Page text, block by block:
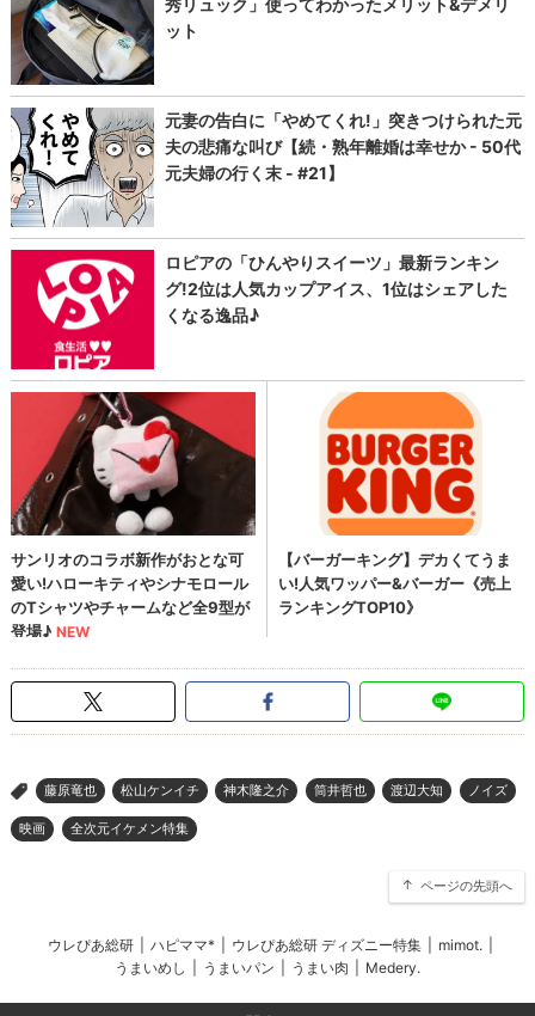
> 藤原竜也 松山ケンイチ 神木隆之介 筒井哲也 渡辺大知 ノイズ
映画 全次元イケメン特集
ページの先頭へ
ウレぴあ総研 ハピママ* ウレぴあ総研 ディズニー特集 mimot.
うまいめし
うまいパン うまい肉 Medery.